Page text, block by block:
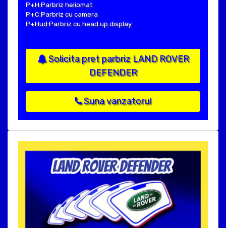
P+H:Parbriz heliomat
P+C:Parbriz cu camera
P+Hud:Parbriz cu head up display
Solicita pret parbriz LAND ROVER
DEFENDER
Suna vanzatorul